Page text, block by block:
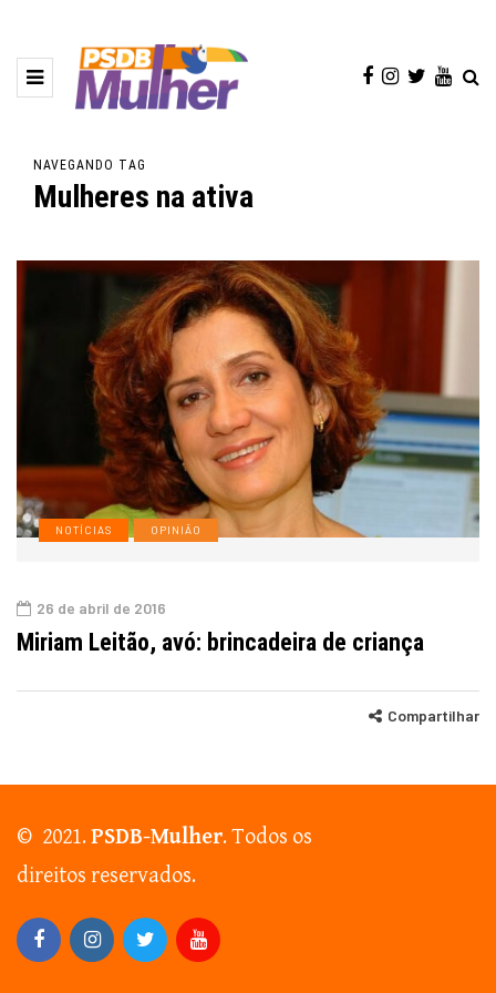
NAVEGANDO TAG
Mulheres na ativa
NOTÍCIAS OPINIÃO
26 de abril de 2016
Miriam Leitão, avó: brincadeira de criança
Compartilhar
© 2021.PSDB-Mulher. Todos os
direitos reservados.